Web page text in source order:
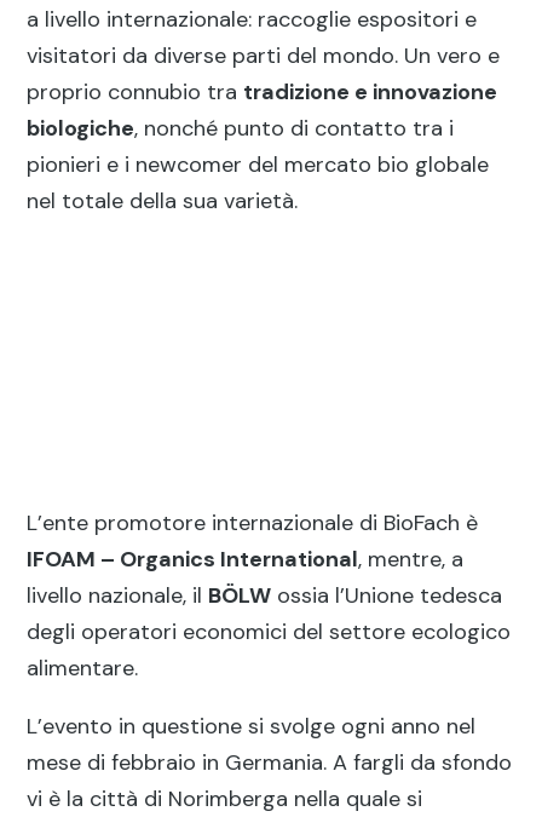
a livello internazionale: raccoglie espositori e
visitatori da diverse parti del mondo. Un vero e
proprio connubio tra tradizione e innovazione
biologiche, nonché punto di contatto tra i
pionieri e i newcomer del mercato bio globale
nel totale della sua varietà.
L’ente promotore internazionale di BioFach è
IFOAM – Organics International, mentre, a
livello nazionale, il BÖLW ossia l’Unione tedesca
degli operatori economici del settore ecologico
alimentare.
L’evento in questione si svolge ogni anno nel
mese di febbraio in Germania. A fargli da sfondo
vi è la città di Norimberga nella quale si